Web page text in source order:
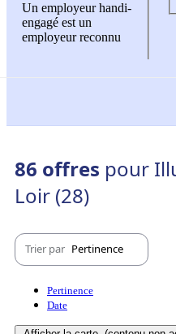
Un employeur handi-
engagé est un
employeur reconnu
86 offres pour
Loir (28)
Trier par Pertinence
Pertinence
Date